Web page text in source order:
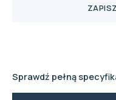
Sprawdź pełną